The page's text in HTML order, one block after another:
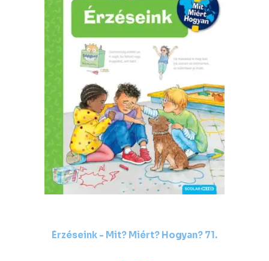
Érzéseink - Mit? Miért? Hogyan? 71.